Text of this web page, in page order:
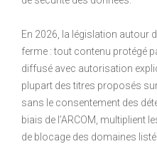
En 2026, la législation autour
ferme : tout contenu protégé
diffusé avec autorisation
plupart des titres proposés
sans le consentement des
biais de l’ARCOM, multiplient
de blocage des domaines